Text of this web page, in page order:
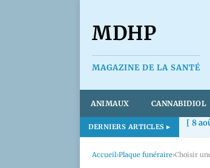
MDHP
MAGAZINE DE LA SANTÉ
ANIMAUX CANNABIDIOL
DERNIERS ARTICLES [ 8
Accueil›Plaque funéraire›Choisir